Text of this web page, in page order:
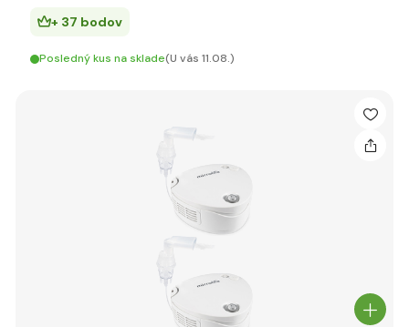
+ 37 bodov
Posledný kus na sklade(U vás 11.08.)